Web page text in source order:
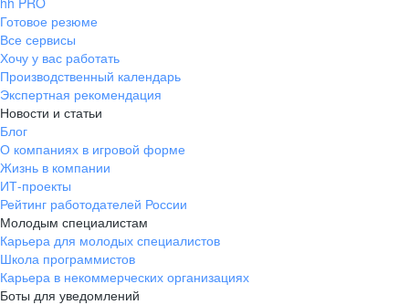
Готовое резюме
Все сервисы
Хочу у вас работать
Производственный календарь
Экспертная рекомендация
Новости и статьи
Блог
О компаниях в игровой форме
Жизнь в компании
ИТ-проекты
Рейтинг работодателей России
Молодым специалистам
Карьера для молодых специалистов
Школа программистов
Карьера в некоммерческих организациях
Боты для уведомлений